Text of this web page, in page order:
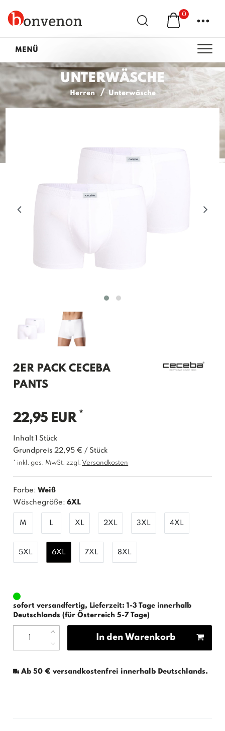
0 ...
MENÜ
UNTERWÄSCHE
Herren Unterwäsche
2ER PACK CECEBA
PANTS
22,95 EUR *
Inhalt1Stück
Grundpreis 22,95 € / Stück
* inkl. ges. MwSt. zzgl. Versandkosten
Farbe:Weiß
Wäschegröße: 6XL
M L XL 2XL 3XL 4XL
5XL 6XL 7XL 8XL
sofort versandfertig, Lieferzeit: 1-3 Tage innerhalb
Deutschlands (für Österreich 5-7 Tage)
In den Warenkorb
Ab 50 € versandkostenfrei innerhalb Deutschlands.